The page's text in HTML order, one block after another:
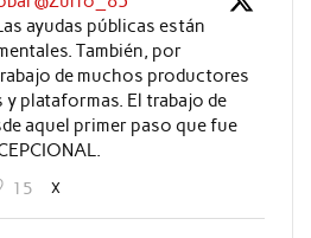
ayudas públicas están
También, por
de muchos productores
plataformas. El trabajo de
aquel primer paso que fue
15 X